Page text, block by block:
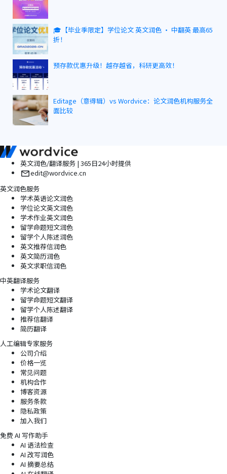
🎓【毕业季限定】学位论文 英文润色 · 中翻英 最高65
折！
预存款优惠升级！越存越省，科研更高效！
Editage（意得辑）vs Wordvice：论文润色机构服务全
面比较
英文润色/翻译服务 | 365日24小时提供
edit@wordvice.cn
英文润色服务
学术英语论文润色
学位论文英文润色
学术作业英文润色
留学命题短文润色
留学个人陈述润色
英文推荐信润色
英文简历润色
英文求职信润色
中英翻译服务
学术论文翻译
留学命题短文翻译
留学个人陈述翻译
推荐信翻译
简历翻译
人工编辑专家服务
公司介绍
价格一览
常见问题
机构合作
博客资源
服务条款
隐私政策
加入我们
免费 AI 写作助手
AI 语法检查
AI 改写润色
AI 摘要总结